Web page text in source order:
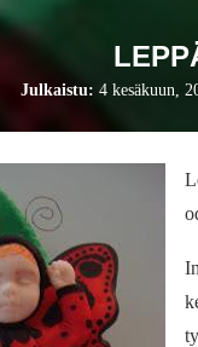
Julkaistu: 4 kesäkuun,